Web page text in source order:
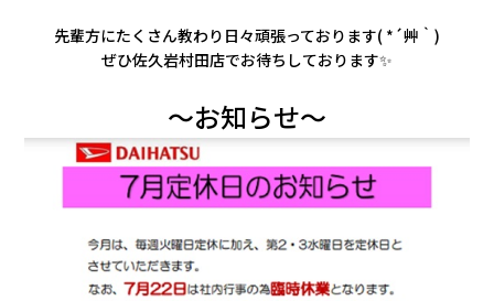
先輩方にたくさん教わり日々頑張っております( *´艸｀)
ぜひ佐久岩村田店でお待ちしております✨
～お知らせ～